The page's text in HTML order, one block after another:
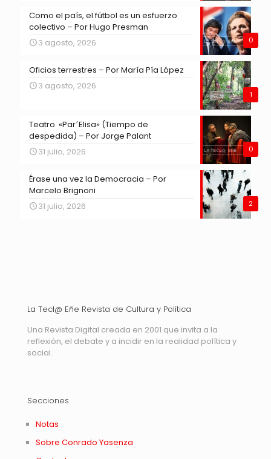
0
Como el país, el fútbol es un esfuerzo
colectivo – Por Hugo Presman
3 agosto, 2026
1
Oficios terrestres – Por María Pía López
3 agosto, 2026
0
Teatro. «Par´Elisa» (Tiempo de
despedida) – Por Jorge Palant
31 julio, 2026
2
Érase una vez la Democracia – Por
Marcelo Brignoni
31 julio, 2026
La Tecl@ Eñe Revista de Cultura y Política
Una Revista Digital creada en 2001 que invita a la
reflexión, el debate y a incidir en la realidad política y
social.
Secciones
Notas
Sobre Conrado Yasenza